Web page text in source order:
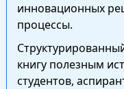
инновационных
процессы.
книгу полезным
студентов,